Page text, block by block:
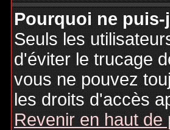
Pourquoi ne
Seuls les
d'éviter le trucage
vous ne pouvez
les droits d'accès
Revenir en haut de